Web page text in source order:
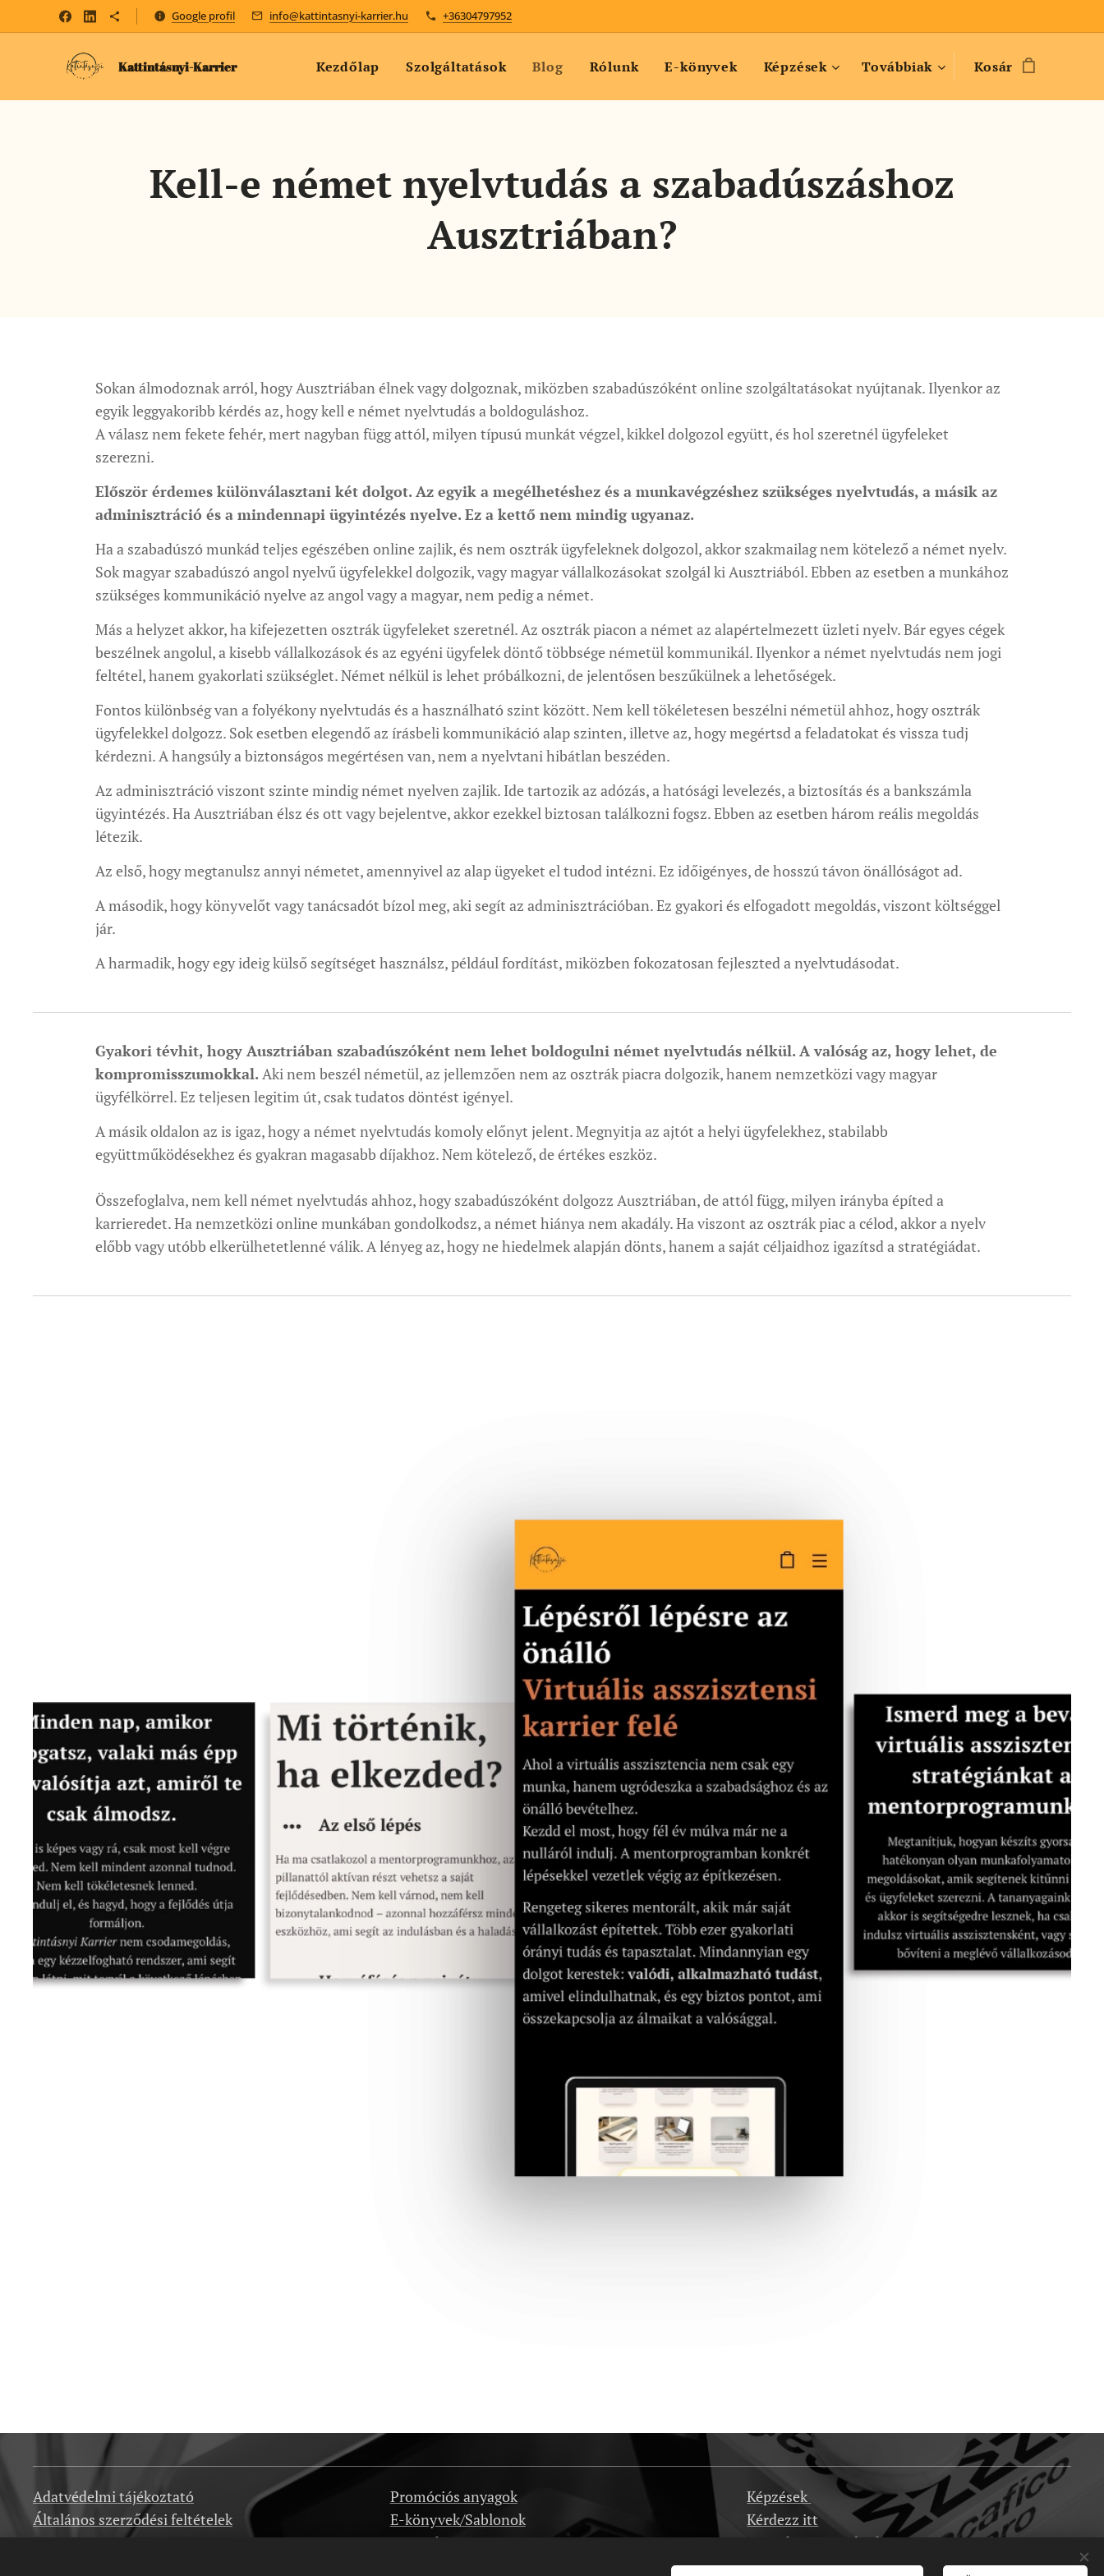
Google profil info@kattintasnyi-karrier.hu +36304797952
Kattintásnyi-Karrier Kezdőlap Szolgáltatások Blog Rólunk E-könyvek Képzések Továbbiak Kosár
Kell-e német nyelvtudás a szabadúszáshoz
Ausztriában?
Sokan álmodoznak arról, hogy Ausztriában élnek vagy dolgoznak, miközben szabadúszóként online szolgáltatásokat nyújtanak. Ilyenkor az
egyik leggyakoribb kérdés az, hogy kell e német nyelvtudás a boldoguláshoz.
A válasz nem fekete fehér, mert nagyban függ attól, milyen típusú munkát végzel, kikkel dolgozol együtt, és hol szeretnél ügyfeleket
szerezni.
Először érdemes különválasztani két dolgot. Az egyik a megélhetéshez és a munkavégzéshez szükséges nyelvtudás, a másik az
adminisztráció és a mindennapi ügyintézés nyelve. Ez a kettő nem mindig ugyanaz.
Ha a szabadúszó munkád teljes egészében online zajlik, és nem osztrák ügyfeleknek dolgozol, akkor szakmailag nem kötelező a német nyelv.
Sok magyar szabadúszó angol nyelvű ügyfelekkel dolgozik, vagy magyar vállalkozásokat szolgál ki Ausztriából. Ebben az esetben a munkához
szükséges kommunikáció nyelve az angol vagy a magyar, nem pedig a német.
Más a helyzet akkor, ha kifejezetten osztrák ügyfeleket szeretnél. Az osztrák piacon a német az alapértelmezett üzleti nyelv. Bár egyes cégek
beszélnek angolul, a kisebb vállalkozások és az egyéni ügyfelek döntő többsége németül kommunikál. Ilyenkor a német nyelvtudás nem jogi
feltétel, hanem gyakorlati szükséglet. Német nélkül is lehet próbálkozni, de jelentősen beszűkülnek a lehetőségek.
Fontos különbség van a folyékony nyelvtudás és a használható szint között. Nem kell tökéletesen beszélni németül ahhoz, hogy osztrák
ügyfelekkel dolgozz. Sok esetben elegendő az írásbeli kommunikáció alap szinten, illetve az, hogy megértsd a feladatokat és vissza tudj
kérdezni. A hangsúly a biztonságos megértésen van, nem a nyelvtani hibátlan beszéden.
Az adminisztráció viszont szinte mindig német nyelven zajlik. Ide tartozik az adózás, a hatósági levelezés, a biztosítás és a bankszámla
ügyintézés. Ha Ausztriában élsz és ott vagy bejelentve, akkor ezekkel biztosan találkozni fogsz. Ebben az esetben három reális megoldás
létezik.
Az első, hogy megtanulsz annyi németet, amennyivel az alap ügyeket el tudod intézni. Ez időigényes, de hosszú távon önállóságot ad.
A második, hogy könyvelőt vagy tanácsadót bízol meg, aki segít az adminisztrációban. Ez gyakori és elfogadott megoldás, viszont költséggel
jár.
A harmadik, hogy egy ideig külső segítséget használsz, például fordítást, miközben fokozatosan fejleszted a nyelvtudásodat.
Gyakori tévhit, hogy Ausztriában szabadúszóként nem lehet boldogulni német nyelvtudás nélkül. A valóság az, hogy lehet, de
kompromisszumokkal. Aki nem beszél németül, az jellemzően nem az osztrák piacra dolgozik, hanem nemzetközi vagy magyar
ügyfélkörrel. Ez teljesen legitim út, csak tudatos döntést igényel.
A másik oldalon az is igaz, hogy a német nyelvtudás komoly előnyt jelent. Megnyitja az ajtót a helyi ügyfelekhez, stabilabb
együttműködésekhez és gyakran magasabb díjakhoz. Nem kötelező, de értékes eszköz.
Összefoglalva, nem kell német nyelvtudás ahhoz, hogy szabadúszóként dolgozz Ausztriában, de attól függ, milyen irányba építed a
karrieredet. Ha nemzetközi online munkában gondolkodsz, a német hiánya nem akadály. Ha viszont az osztrák piac a célod, akkor a nyelv
előbb vagy utóbb elkerülhetetlenné válik. A lényeg az, hogy ne hiedelmek alapján dönts, hanem a saját céljaidhoz igazítsd a stratégiádat.
Adatvédelmi tájékoztató
Általános szerződési feltételek
Impresszum
Promóciós anyagok
E-könyvek/Sablonok
Interjúk
Képzések
Kérdezz itt
Dropshipping velünk
Karrier